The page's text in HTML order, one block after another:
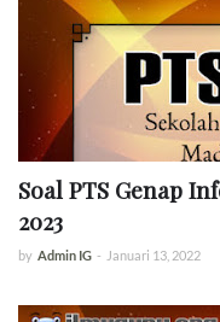
Soal PTS Genap
2023
by Admin IG - Januari 13, 2022